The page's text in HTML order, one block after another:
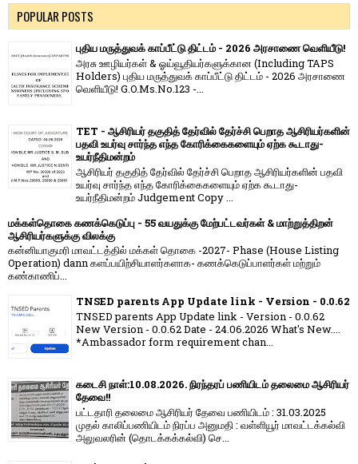
POPULAR POSTS
புதிய மருத்துவக் காப்பீட்டு திட்டம் - 2026 அரசாணை வெளியீடு!
அரசு ஊழியர்கள் & ஓய்வூதியர்களுக்கான (Including TAPS
Holders) புதிய மருத்துவக் காப்பீட்டு திட்டம் - 2026 அரசாணை
வெளியீடு! G.O.Ms.No.123 -...
TET - ஆசிரியர் தகுதித் தேர்வில் தேர்ச்சி பெறாத ஆசிரியர்களின்
பதவி உயர்வு சார்ந்த எந்த கோரிக்கைகளையும் ஏற்க கூடாது-
உயர்நீதிமன்றம்
ஆசிரியர் தகுதித் தேர்வில் தேர்ச்சி பெறாத ஆசிரியர்களின் பதவி
உயர்வு சார்ந்த எந்த கோரிக்கைகளையும் ஏற்க கூடாது-
உயர்நீதிமன்றம் Judgement Copy ...
மக்கள்தொகை கணக்கெடுப்பு - 55 வயதுக்கு மேற்பட்டவர்கள் & மாற்றுத்திறன்
ஆசிரியர்களுக்கு விலக்கு
கன்னியாகுமரி மாவட்டத்தில் மக்கள் தொகை -2027- Phase (House Listing
Operation) dann களப்பயிற்சியாளர்களாக- கணக்கெடுப்பாளர்கள் மற்றும்
கண்காணிப்...
TNSED parents App Update link - Version - 0.0.62
TNSED parents App Update link - Version - 0.0.62
New Version - 0.0.62 Date - 24.06.2026 What's New....
*Ambassador form requirement chan...
கடைசி நாள்:10.08.2026. நிரந்தரப் பணியிடம் தலைமை ஆசிரியர்
தேவை!!
பட்டதாரி தலைமை ஆசிரியர் தேவை பணியிடம் : 31.03.2025
முதல் காலிப்பணியிடம் நிரப்ப அனுமதி : வள்ளியூர் மாவட்டக்கல்வி
அலுவலரின் (தொடக்கக்கல்வி) செ...